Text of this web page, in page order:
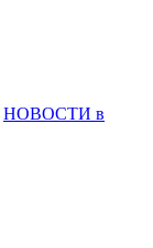
НОВОСТИ в